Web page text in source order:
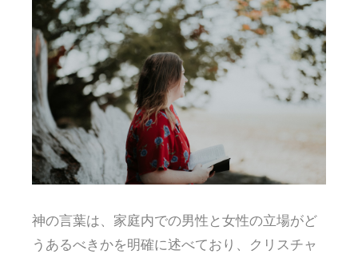
神の言葉は、家庭内での男性と女性の立場がど
うあるべきかを明確に述べており、クリスチャ